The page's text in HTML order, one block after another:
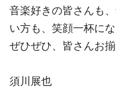
音楽好きの皆さんも
い方も、笑顔一杯に
ぜひぜひ、皆さんお
須川展也